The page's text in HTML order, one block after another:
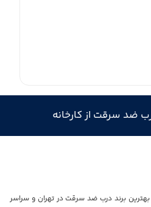
ضد سرقت از کارخانه
برند درب ضد سرقت در تهران و سراسر